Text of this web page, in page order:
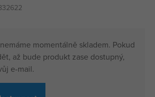
momentálně skladem. Pokud
až bude produkt zase dostupný,
e-mail.